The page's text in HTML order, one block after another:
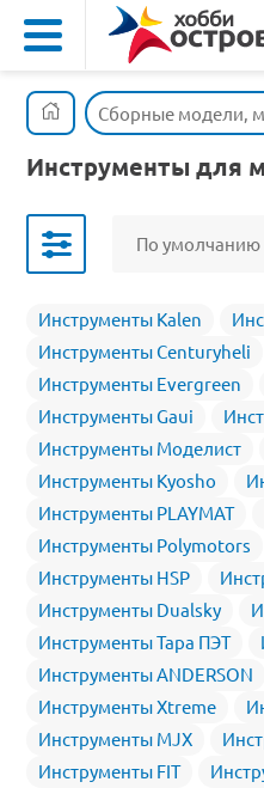
Сборные модели,
Инструменты для
По умолчанию
Инструменты Kalen
Инструменты Centuryheli
Инструменты Evergreen
Инструменты Gaui
Инструменты Моделист
Инструменты Kyosho
Инструменты PLAYMAT
Инструменты Polymotors
Инструменты HSP
Инструменты Dualsky
Инструменты Тара ПЭТ
Инструменты ANDERSON
Инструменты Xtreme
Инструменты MJX
Инструменты FIT